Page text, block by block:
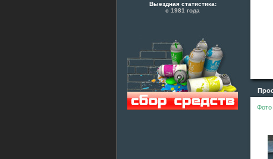
Выездная статистика:
с 1981 года